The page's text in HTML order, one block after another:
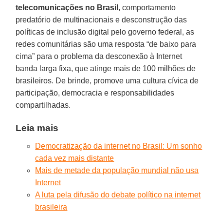
telecomunicações no Brasil , comportamento
predatório de multinacionais e desconstrução das
políticas de inclusão digital pelo governo federal, as
redes comunitárias são uma resposta “de baixo para
cima” para o problema da desconexão à Internet
banda larga fixa, que atinge mais de 100 milhões de
brasileiros. De brinde, promove uma cultura cívica de
participação, democracia e responsabilidades
compartilhadas.
Leia mais
Democratização da internet no Brasil: Um sonho
cada vez mais distante
Mais de metade da população mundial não usa
Internet
A luta pela difusão do debate político na internet
brasileira